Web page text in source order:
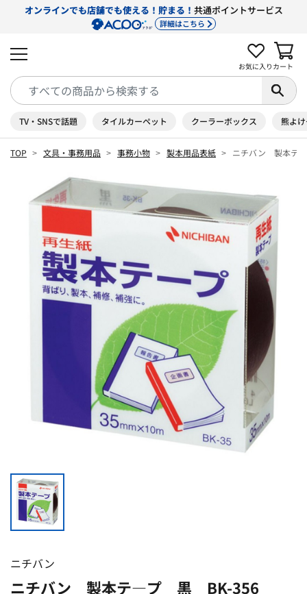
オンラインでも店舗でも使える！貯まる！ 共通ポイントサービス
詳細はこちら
お気に入り カート
TV・SNSで話題 タイルカーペット クーラーボックス 熊よ
TOP 文具・事務用品 事務小物 製本用品表紙 ニチバン 製本
ニチバン
ニチバン 製本テ―プ 黒 BK-356